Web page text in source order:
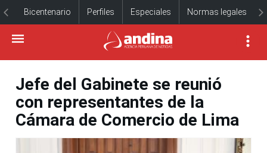
Bicentenario Perfiles Especiales Normas legales
Jefe del Gabinete se reunió
con representantes de la
Cámara de Comercio de Lima